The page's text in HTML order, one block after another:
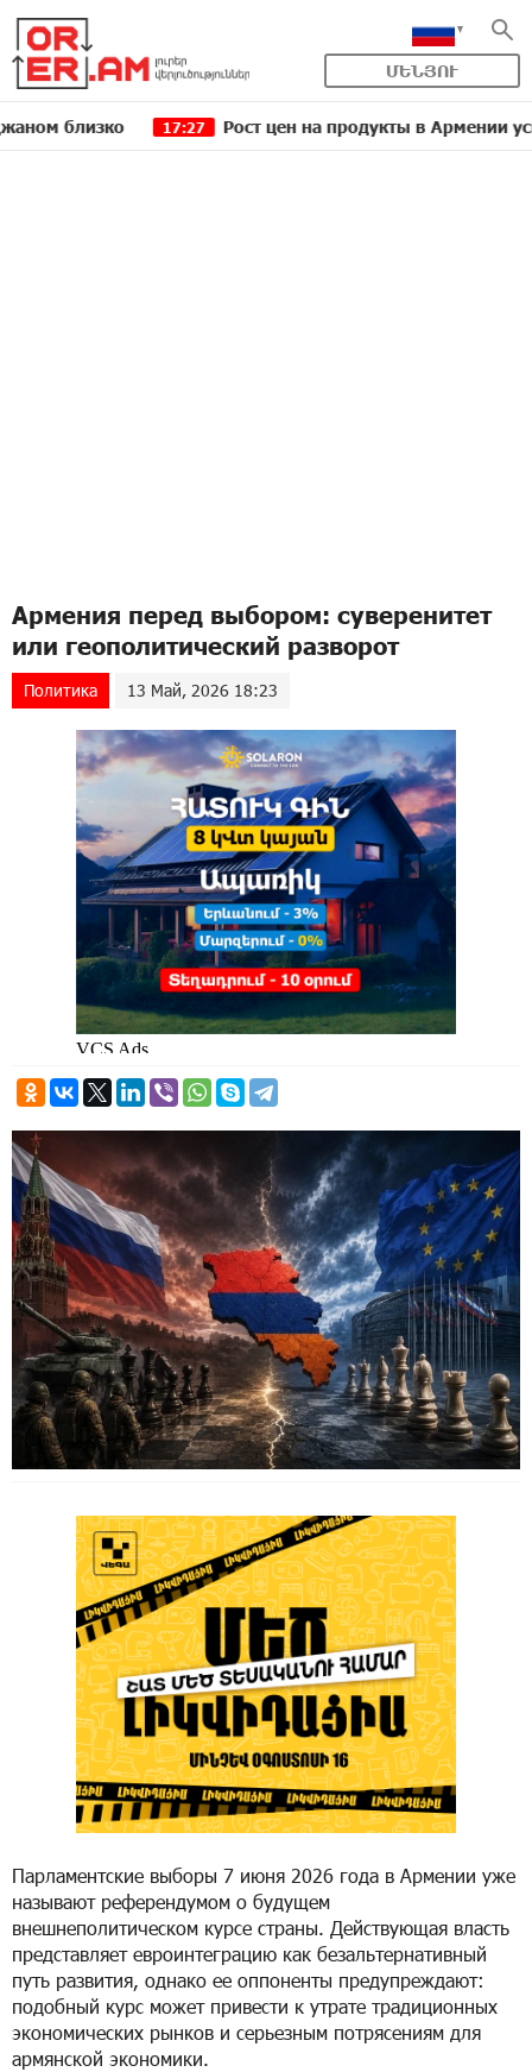
ՄԵՆՅՈՒ
17:27 Рост цен на продукты в Армении
Армения перед выбором: суверенитет
или геополитический разворот
Политика 13 Май, 2026 18:23
Парламентские выборы 7 июня 2026 года в Армении уже
называют референдумом о будущем
внешнеполитическом курсе страны. Действующая власть
представляет евроинтеграцию как безальтернативный
путь развития, однако ее оппоненты предупреждают:
подобный курс может привести к утрате традиционных
экономических рынков и серьезным потрясениям для
армянской экономики.